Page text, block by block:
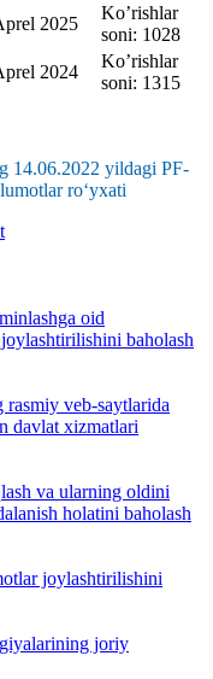
2025
Ko’rishlar
soni: 1028
2024
Ko’rishlar
soni: 1315
14.06.2022 yildagi PF-
ro‘yxati
oid
baholash
veb-saytlarida
davlat xizmatlari
va ularning oldini
holatini baholash
joylashtirilishini
joriy